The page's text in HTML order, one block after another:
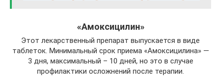
«Амоксицилин»
Этот лекарственный препарат выпускается в виде
таблеток. Минимальный срок приема «Амоксицилина» —
3 дня, максимальный – 10 дней, но это в случае
профилактики осложнений после терапии.